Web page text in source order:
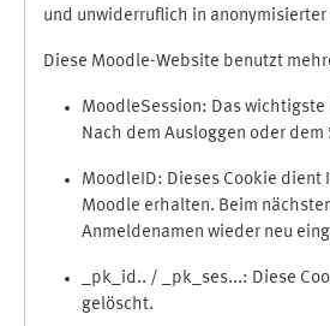
und unwiderruflich in anonymisierter
Diese Moodle-Website benutzt
MoodleSession: Das
Nach dem Ausloggen oder
MoodleID: Dieses Cookie
Moodle erhalten. Beim
Anmeldenamen wieder neu
_pk_id.. / _pk_ses...: Diese
gelöscht.